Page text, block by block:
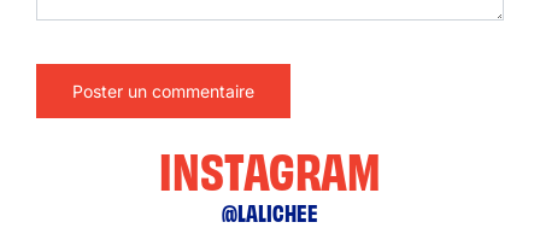
INSTAGRAM
@LALICHEE